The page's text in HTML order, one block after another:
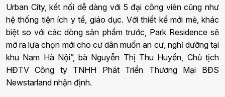
Urban City, kết nối dễ dàng với 5 đại công viên cũng như
hệ thống tiện ích y tế, giáo dục. Với thiết kế mới mẻ, khác
biệt so với các dòng sản phẩm trước, Park Residence sẽ
mở ra lựa chọn mới cho cư dân muốn an cư, nghỉ dưỡng tại
khu Nam Hà Nội”, bà Nguyễn Thị Thu Huyền, Chủ tịch
HĐTV Công ty TNHH Phát Triển Thương Mại BĐS
Newstarland nhận định.